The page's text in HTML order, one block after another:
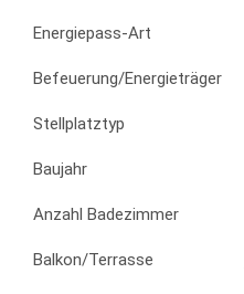
Energiepass-Art
Befeuerung/Energieträger
Stellplatztyp
Baujahr
Anzahl Badezimmer
Balkon/Terrasse